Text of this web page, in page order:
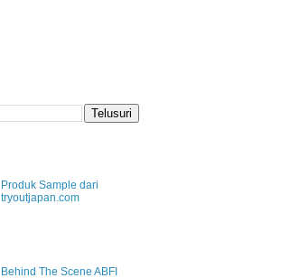
Produk Sample dari
tryoutjapan.com
Behind The Scene ABFI